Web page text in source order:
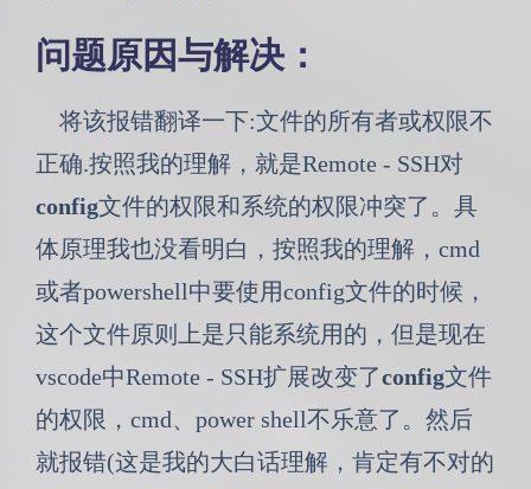
问题原因与解决：
将该报错翻译一下:文件的所有者或权限不
正确.按照我的理解，就是Remote - SSH对
config文件的权限和系统的权限冲突了。具
体原理我也没看明白，按照我的理解，cmd
或者powershell中要使用config文件的时候，
这个文件原则上是只能系统用的，但是现在
vscode中Remote - SSH扩展改变了config文件
的权限，cmd、power shell不乐意了。然后
就报错(这是我的大白话理解，肯定有不对的